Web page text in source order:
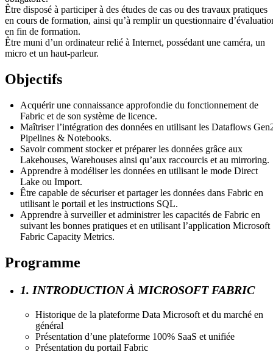
Être disposé à participer à des études de cas ou des travaux pratiques
en cours de formation, ainsi qu’à remplir un questionnaire
en fin de formation.
Être muni d’un ordinateur relié à Internet, possédant une caméra, un
micro et un haut-parleur.
Objectifs
Acquérir une connaissance approfondie du fonctionnement de
Fabric et de son système de licence.
Maîtriser l’intégration des données en utilisant les Dataflows
Pipelines & Notebooks.
Savoir comment stocker et préparer les données grâce aux
Lakehouses, Warehouses ainsi qu’aux raccourcis et au mirroring.
Apprendre à modéliser les données en utilisant le mode Direct
Lake ou Import.
Être capable de sécuriser et partager les données dans Fabric en
utilisant le portail et les instructions SQL.
Apprendre à surveiller et administrer les capacités de Fabric en
suivant les bonnes pratiques et en utilisant l’application Microsoft
Fabric Capacity Metrics.
Programme
1. INTRODUCTION À MICROSOFT FABRIC
Historique de la plateforme Data Microsoft et du marché en
général
Présentation d’une plateforme 100% SaaS et unifiée
Présentation du portail Fabric